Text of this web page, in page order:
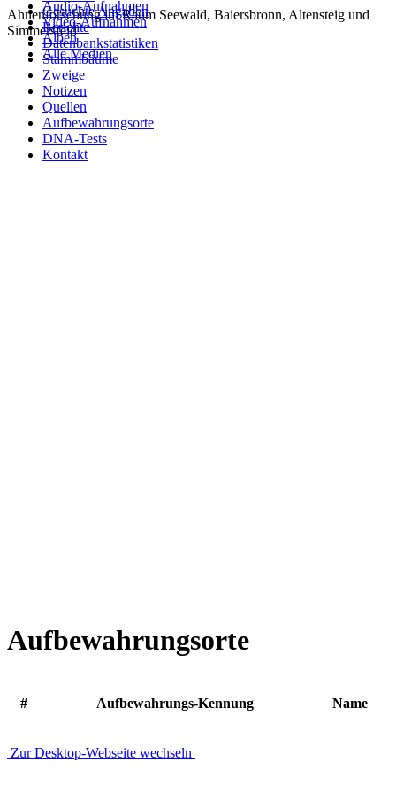
Ahnenforschung im Raum Seewald, Baiersbronn, Altensteig und
Simmersfeld
Audio-Aufnahmen
Video-Aufnahmen
Alben
Alle Medien
Gesuchte Angaben
Berichte
Datenbankstatistiken
Stammbäume
Zweige
Notizen
Quellen
Aufbewahrungsorte
DNA-Tests
Kontakt
Aufbewahrungsorte
# Aufbewahrungs-Kennung Name
Zur Desktop-Webseite wechseln